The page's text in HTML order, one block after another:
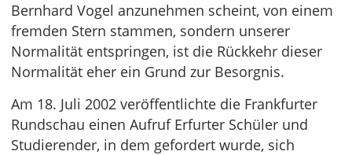
Bernhard Vogel anzunehmen scheint, von einem
fremden Stern stammen, sondern unserer
Normalität entspringen, ist die Rückkehr dieser
Normalität eher ein Grund zur Besorgnis.
Am 18. Juli 2002 veröffentlichte die Frankfurter
Rundschau einen Aufruf Erfurter Schüler und
Studierender, in dem gefordert wurde, sich